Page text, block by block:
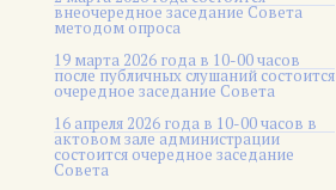
внеочередное заседание Совета
методом опроса
19 марта 2026 года в 10-00 часов
после публичных слушаний состоится
очередное заседание Совета
16 апреля 2026 года в 10-00 часов в
актовом зале администрации
состоится очередное заседание
Совета